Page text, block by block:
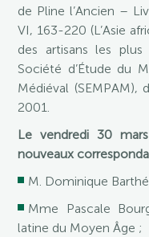
de Pline l’Ancien –
VI, 163-220 (L’Asie
des artisans les
Société d’Étude du
Médiéval (SEMPAM),
2001.
Le vendredi 30
nouveaux
M. Dominique
Mme Pascale
latine du Moyen Âge ;